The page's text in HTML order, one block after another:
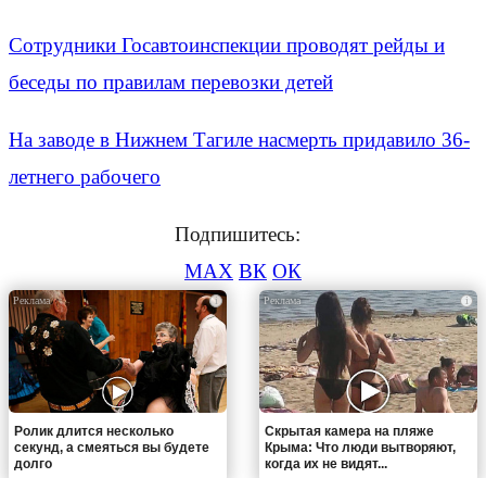
Сотрудники Госавтоинспекции проводят рейды и
беседы по правилам перевозки детей
На заводе в Нижнем Тагиле насмерть придавило 36-
летнего рабочего
Подпишитесь:
MAX ВК ОК
i
Ролик длится несколько
секунд, а смеяться вы будете
долго
i
Скрытая камера на пляже
Крыма: Что люди вытворяют,
когда их не видят...